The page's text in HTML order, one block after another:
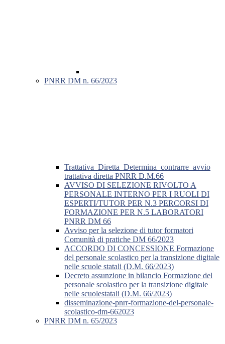
PNRR DM n. 66/2023
Trattativa_Diretta_Determina_contrarre_avvio
trattativa diretta PNRR D.M.66
AVVISO DI SELEZIONE RIVOLTO A
PERSONALE INTERNO PER I RUOLI DI
ESPERTI/TUTOR PER N.3 PERCORSI DI
FORMAZIONE PER N.5 LABORATORI
PNRR DM 66
Avviso per la selezione di tutor formatori
Comunità di pratiche DM 66/2023
ACCORDO DI CONCESSIONE Formazione
del personale scolastico per la transizione digitale
nelle scuole statali (D.M. 66/2023)
Decreto assunzione in bilancio Formazione del
personale scolastico per la transizione digitale
nelle scuolestatali (D.M. 66/2023)
disseminazione-pnrr-formazione-del-personale-
scolastico-dm-662023
PNRR DM n. 65/2023